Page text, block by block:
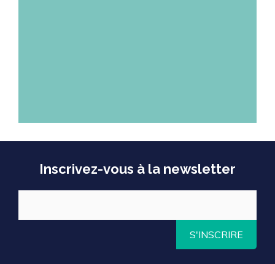
Inscrivez-vous à la newsletter
S'INSCRIRE